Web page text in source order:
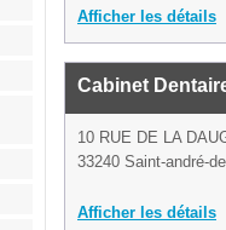
Afficher les détails
Cabinet
10 RUE DE LA
33240 Saint-andré-
Afficher les détails